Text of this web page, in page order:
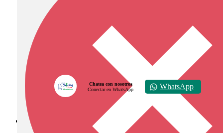
Diócesis de Zipaquirá
Chatea con nosotros
Conectar en WhatsApp
WhatsApp